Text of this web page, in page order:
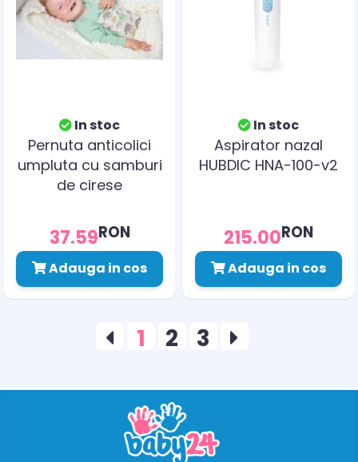
In stoc
Pernuta anticolici
umpluta cu samburi
de cirese
37.59RON
Adauga in cos
In stoc
Aspirator nazal
HUBDIC HNA-100-v2
215.00RON
Adauga in cos
1 2 3